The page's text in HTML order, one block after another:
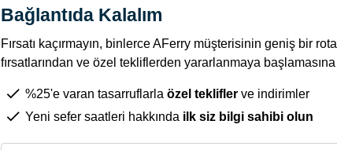
Bağlantıda Kalalım
Fırsatı kaçırmayın, binlerce AFerry müşterisinin geniş bir
fırsatlarından ve özel tekliflerden yararlanmaya başlamasına
%25'e varan tasarruflarla özel teklifler ve indirimler
Yeni sefer saatleri hakkında ilk siz bilgi sahibi olun